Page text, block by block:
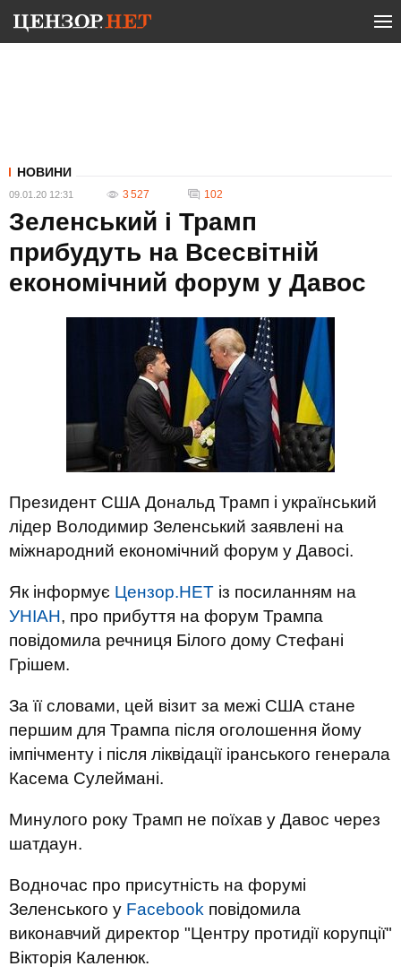
НОВИНИ
09.01.20 12:31 3 527 102
Зеленський і Трамп
прибудуть на Всесвітній
економічний форум у Давос
Президент США Дональд Трамп і український
лідер Володимир Зеленський заявлені на
міжнародний економічний форум у Давосі.
Як інформує Цензор.НЕТ із посиланням на
УНІАН, про прибуття на форум Трампа
повідомила речниця Білого дому Стефані
Грішем.
За її словами, цей візит за межі США стане
першим для Трампа після оголошення йому
імпічменту і після ліквідації іранського генерала
Касема Сулеймані.
Минулого року Трамп не поїхав у Давос через
шатдаун.
Водночас про присутність на форумі
Зеленського у Facebook повідомила
виконавчий директор "Центру протидії корупції"
Вікторія Каленюк.